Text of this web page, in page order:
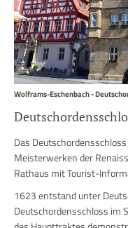
Wolframs-Eschenbach -
Das
Meisterwerken der
Rathaus mit Tourist-
1623 entstand unter
Deutschordensschloss im